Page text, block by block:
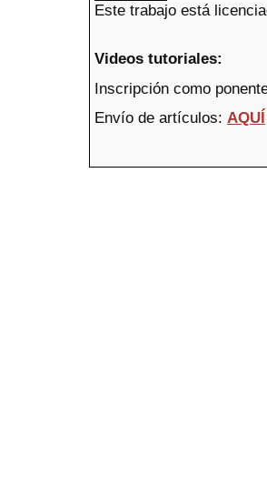
Este trabajo está
Videos tutoriales:
Inscripción como
Envío de artículos: AQUÍ